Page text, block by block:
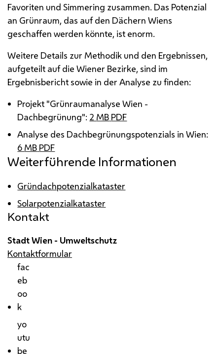
Favoriten und Simmering zusammen. Das Potenzial
an Grünraum, das auf den Dächern Wiens
geschaffen werden könnte, ist enorm.
Weitere Details zur Methodik und den Ergebnissen,
aufgeteilt auf die Wiener Bezirke, sind im
Ergebnisbericht sowie in der Analyse zu finden:
Projekt "Grünraumanalyse Wien -
Dachbegrünung": 2 MB PDF
Analyse des Dachbegrünungspotenzials in Wien:
6 MB PDF
Weiterführende Informationen
Gründachpotenzialkataster
Solarpotenzialkataster
Kontakt
Stadt Wien - Umweltschutz
Kontaktformular
fac
eb
oo
k
yo
utu
be